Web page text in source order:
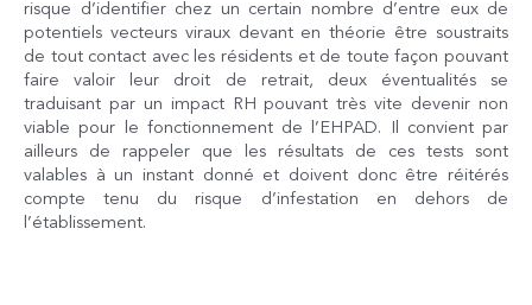
risque d’identifier chez un certain nombre d’entre eux de
potentiels vecteurs viraux devant en théorie être soustraits
de tout contact avec les résidents et de toute façon pouvant
faire valoir leur droit de retrait, deux éventualités se
traduisant par un impact RH pouvant très vite devenir non
viable pour le fonctionnement de l’EHPAD. Il convient par
ailleurs de rappeler que les résultats de ces tests sont
valables à un instant donné et doivent donc être réitérés
compte tenu du risque d’infestation en dehors de
l’établissement.